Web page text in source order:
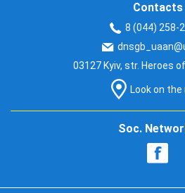
Contacts
8 (044) 258-
03127 Kyiv, str. Heroes
Look on the
Soc.